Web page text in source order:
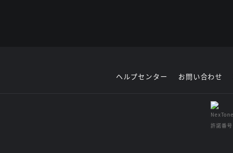
ヘルプセンター お問い合わせ